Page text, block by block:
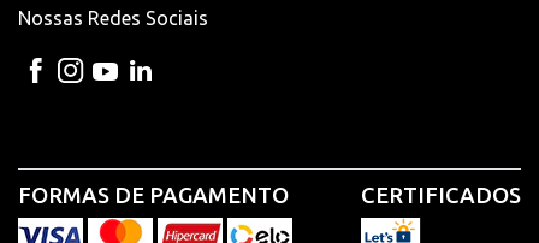
Nossas Redes Sociais
FORMAS DE PAGAMENTO CERTIFICADOS